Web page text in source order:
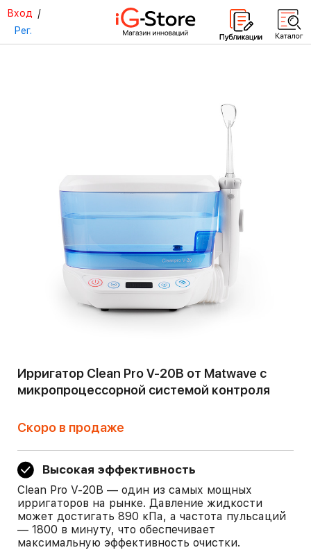
Вход /
Рег.
Ирригатор Clean Pro V-20B от Matwave с
микропроцессорной системой контроля
Скоро в продаже
Высокая эффективность
Clean Pro V-20B — один из самых мощных
ирригаторов на рынке. Давление жидкости
может достигать 890 кПа, а частота пульсаций
— 1800 в минуту, что обеспечивает
максимальную эффективность очистки.